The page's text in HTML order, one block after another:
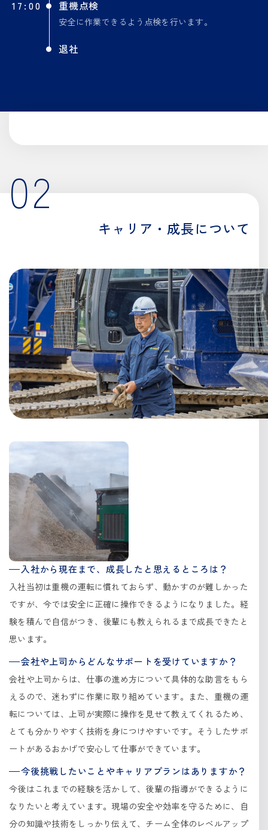
17:00 重機点検
安全に作業できるよう点検を行います。
退社
02
キャリア・成長について
入社から現在まで、成長したと思えるところは？
入社当初は重機の運転に慣れておらず、動かすのが難しかった
ですが、今では安全に正確に操作できるようになりました。経
験を積んで自信がつき、後輩にも教えられるまで成長できたと
思います。
会社や上司からどんなサポートを受けていますか？
会社や上司からは、仕事の進め方について具体的な助言をもら
えるので、迷わずに作業に取り組めています。また、重機の運
転については、上司が実際に操作を見せて教えてくれるため、
とても分かりやすく技術を身につけやすいです。そうしたサポ
ートがあるおかげで安心して仕事ができています。
今後挑戦したいことやキャリアプランはありますか？
今後はこれまでの経験を活かして、後輩の指導ができるように
なりたいと考えています。現場の安全や効率を守るために、自
分の知識や技術をしっかり伝えて、チーム全体のレベルアップ